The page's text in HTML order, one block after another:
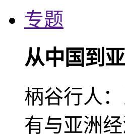
专题
从中国到
柄谷行人
有与亚洲